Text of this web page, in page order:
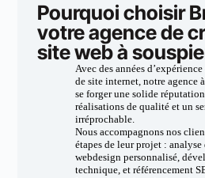
Pourquoi choisir
votre agence de
site web à
Avec des années
de site internet, notre agence
se forger une solide
réalisations de qualité et un
irréprochable.
Nous accompagnons nos
étapes de leur projet : analyse
webdesign personnalisé,
technique, et référencement